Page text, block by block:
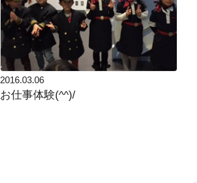
2016.03.06
お仕事体験(^^)/